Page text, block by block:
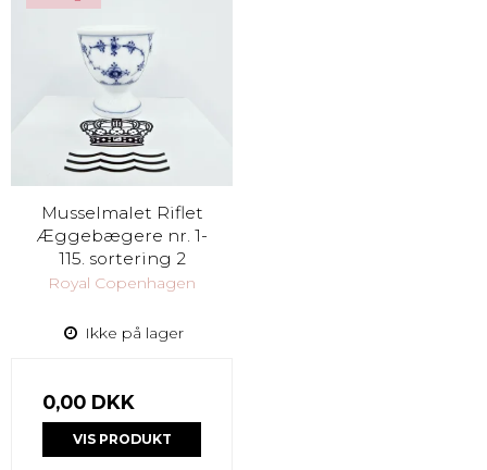
Musselmalet Riflet
Æggebægere nr. 1-
115. sortering 2
Royal Copenhagen
Ikke på lager
0,00 DKK
VIS PRODUKT